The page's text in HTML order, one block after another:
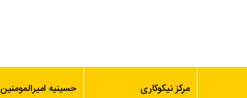
مرکز نیکوکاری حسینیه امیرالمومنین